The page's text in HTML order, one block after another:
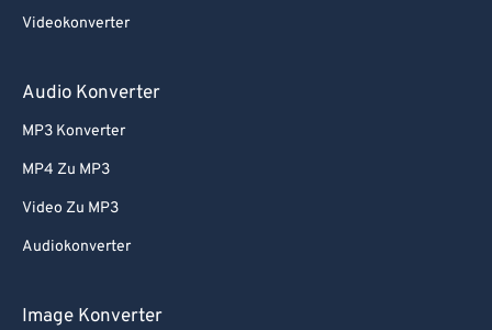
Videokonverter
Audio Konverter
MP3 Konverter
MP4 Zu MP3
Video Zu MP3
Audiokonverter
Image Konverter